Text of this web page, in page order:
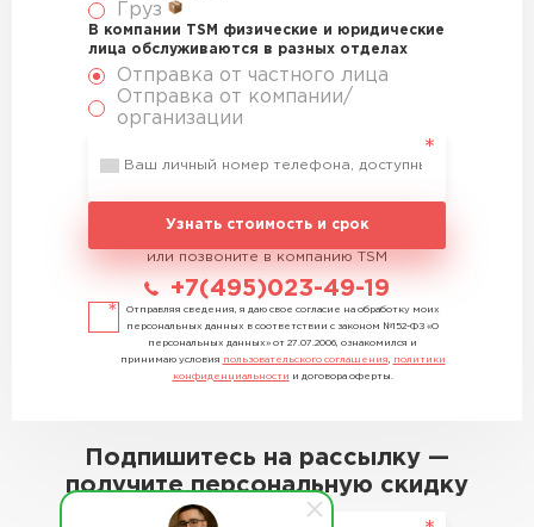
Груз
В компании TSM физические и юридические
лица обслуживаются в разных отделах
Отправка от частного лица
Отправка от компании/
организации
Узнать стоимость и срок
или позвоните в компанию TSM
+7(495)023-49-19
Отправляя сведения, я даю свое согласие на обработку моих
персональных данных в соответствии с законом №152-ФЗ «О
персональных данных» от 27.07.2006, ознакомился и
принимаю условия пользовательского соглашения
политики
конфиденциальности и договора оферты.
Подпишитесь на рассылку —
получите персональную скидку